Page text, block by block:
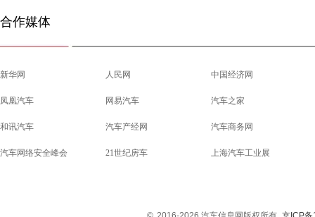
合作媒体
新华网 人民网 中国经济网
凤凰汽车 网易汽车 汽车之家
和讯汽车 汽车产经网 汽车商务网
汽车网络安全峰会 21世纪房车 上海汽车工业展